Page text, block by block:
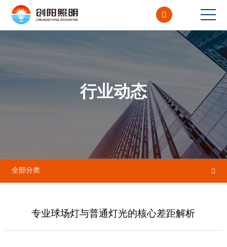

CN<
行业动态
全部分类 
专业球场灯与普通灯光的核心差距解析